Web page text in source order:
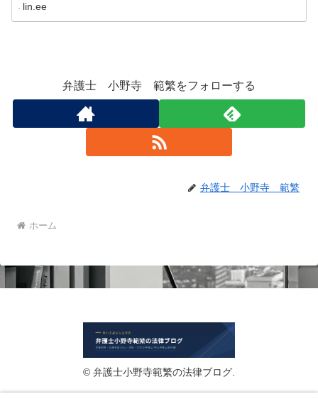
lin.ee
弁護士 小野寺 範繁をフォローする
弁護士 小野寺 範繁
ホーム
© 弁護士小野寺範繁の法律ブログ.